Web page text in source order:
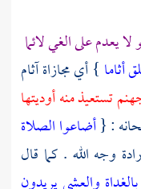
يعدم على الغي لائما
أثاما } أي مجازاة آثام
تستعيذ منه أوديتها
: {أضاعوا الصلاة
وجه الله . كما قال